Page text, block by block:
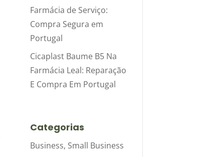
Farmácia de Serviço:
Compra Segura em
Portugal
Cicaplast Baume B5 Na
Farmácia Leal: Reparação
E Compra Em Portugal
Categorias
Business, Small Business